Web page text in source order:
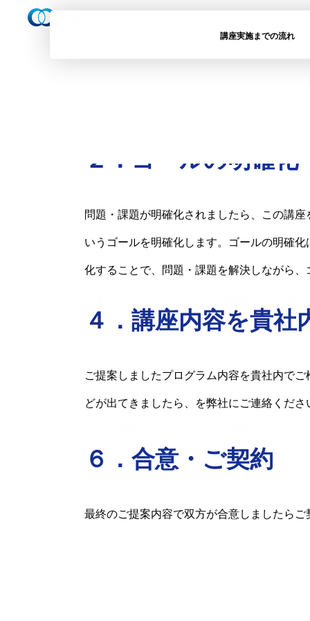
講座実施までの流れ
２．ゴールの明確化
問題・課題が明確化されましたら、この講
いうゴールを明確化します。ゴールの明確
化することで、問題・課題を解決しながら
４．講座内容を貴社
ご提案しましたプログラム内容を貴社内で
どが出てきましたら、を弊社にご連絡くだ
６．合意・ご契約
最終のご提案内容で双方が合意しましたら